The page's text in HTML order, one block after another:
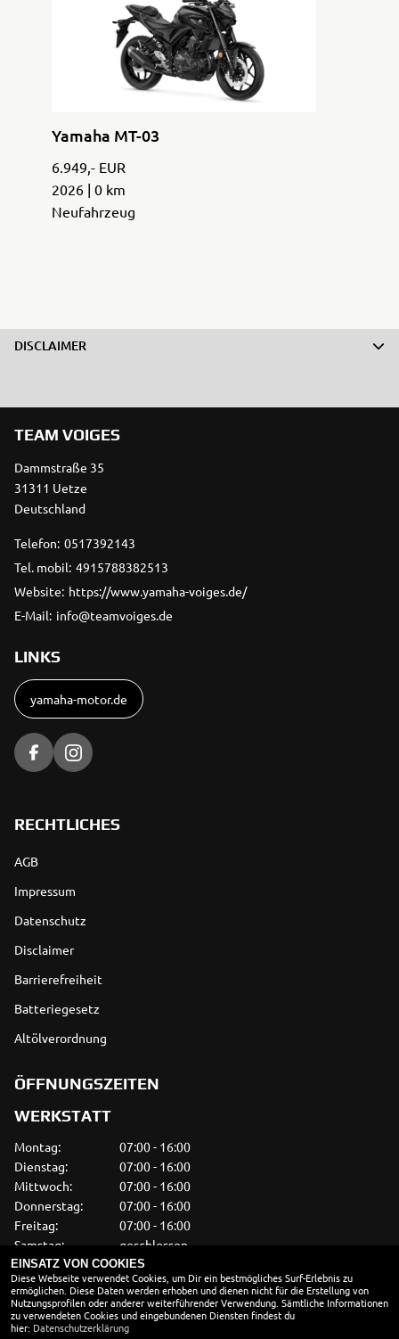
Yamaha MT-03
6.949,- EUR
2026 | 0 km
Neufahrzeug
DISCLAIMER
TEAM VOIGES
Dammstraße 35
31311 Uetze
Deutschland
Telefon: 0517392143
Tel. mobil: 4915788382513
Website: https://www.yamaha-voiges.de/
E-Mail: info@teamvoiges.de
LINKS
yamaha-motor.de
RECHTLICHES
AGB
Impressum
Datenschutz
Disclaimer
Barrierefreiheit
Batteriegesetz
Altölverordnung
ÖFFNUNGSZEITEN
WERKSTATT
Montag:
07:00 - 16:00
Dienstag:
07:00 - 16:00
Mittwoch:
07:00 - 16:00
Donnerstag:
07:00 - 16:00
Freitag:
07:00 - 16:00
Samstag:
geschlossen
Sonntag:
geschlossen
VERKAUF
Montag:
09:00 - 18:00
EINSATZ VON COOKIES
Diese Webseite verwendet Cookies, um Dir ein bestmögliches Surf-Erlebnis zu
ermöglichen. Diese Daten werden erhoben und dienen nicht für die Erstellung von
Nutzungsprofilen oder anderer weiterführender Verwendung. Sämtliche Informationen
zu verwendeten Cookies und eingebundenen Diensten findest du
hier: Datenschutzerklärung